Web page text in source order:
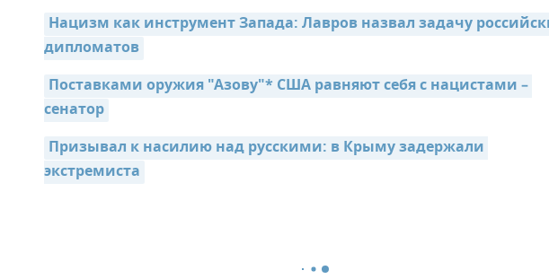
Нацизм как инструмент Запада: Лавров назвал задачу
дипломатов
Поставками оружия "Азову"* США равняют себя с нацистами –
сенатор
Призывал к насилию над русскими: в Крыму задержали
экстремиста